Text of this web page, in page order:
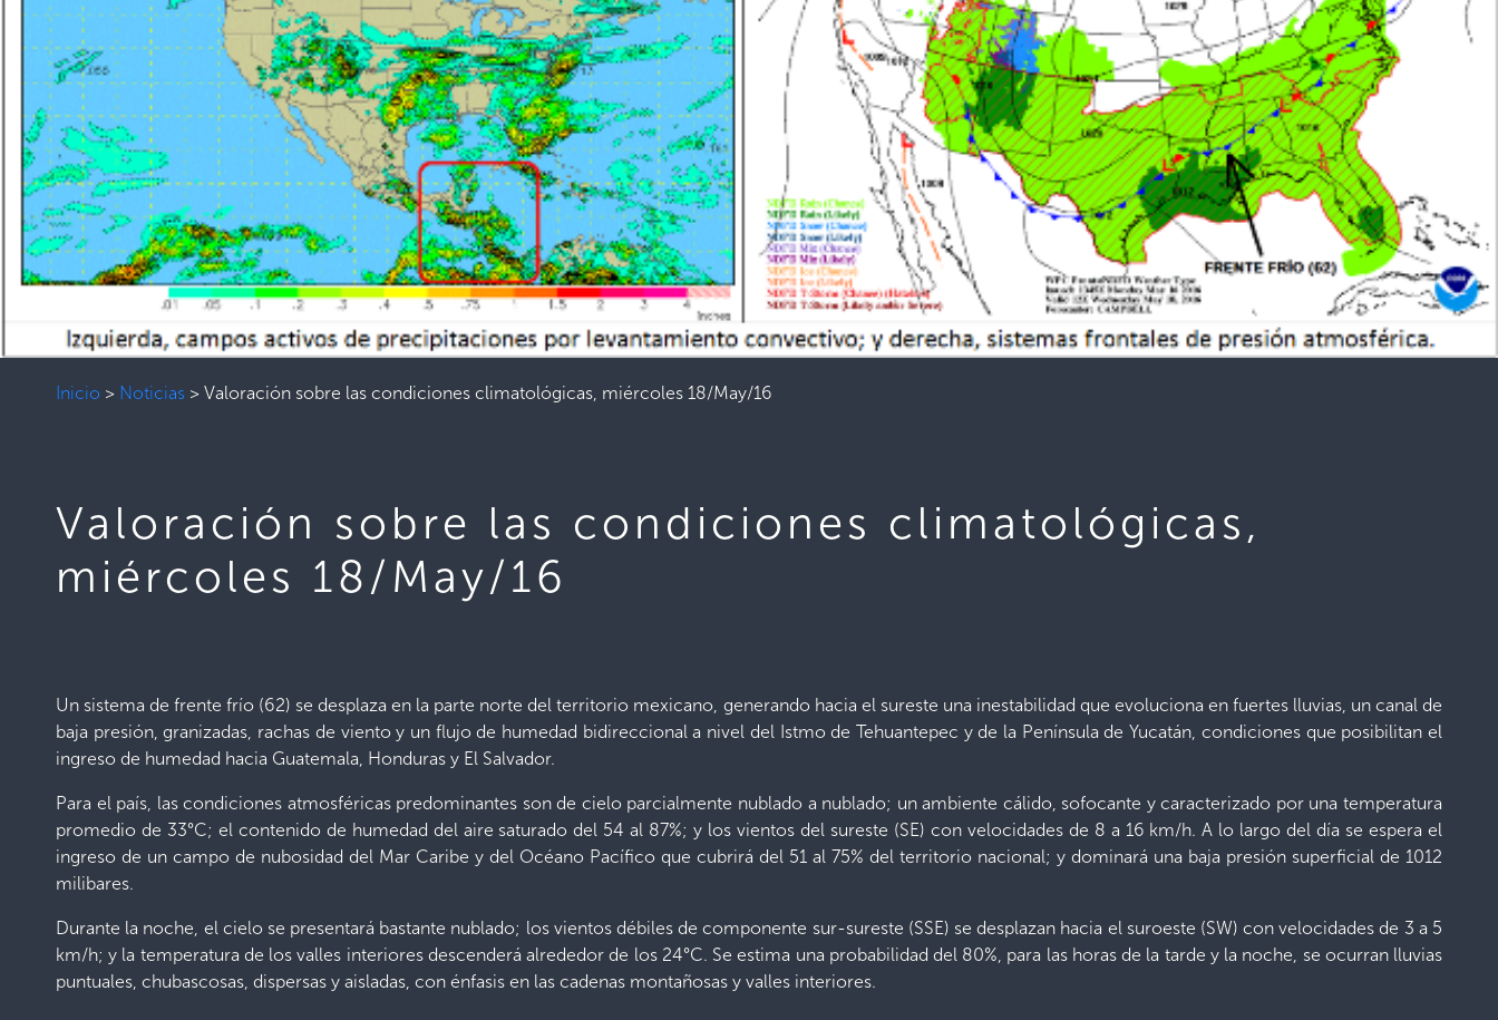
Inicio > Noticias > Valoración sobre las condiciones climatológicas, miércoles 18/May/16
Valoración sobre las condiciones climatológicas,
miércoles 18/May/16
Un sistema de frente frío (62) se desplaza en la parte norte del territorio mexicano, generando hacia el sureste una inestabilidad que evoluciona en fuertes lluvias, un canal de
baja presión, granizadas, rachas de viento y un flujo de humedad bidireccional a nivel del Istmo de Tehuantepec y de la Península de Yucatán, condiciones que posibilitan el
ingreso de humedad hacia Guatemala, Honduras y El Salvador.
Para el país, las condiciones atmosféricas predominantes son de cielo parcialmente nublado a nublado; un ambiente cálido, sofocante y caracterizado por una temperatura
promedio de 33°C; el contenido de humedad del aire saturado del 54 al 87%; y los vientos del sureste (SE) con velocidades de 8 a 16 km/h. A lo largo del día se espera el
ingreso de un campo de nubosidad del Mar Caribe y del Océano Pacífico que cubrirá del 51 al 75% del territorio nacional; y dominará una baja presión superficial de 1012
milibares.
Durante la noche, el cielo se presentará bastante nublado; los vientos débiles de componente sur-sureste (SSE) se desplazan hacia el suroeste (SW) con velocidades de 3 a 5
km/h; y la temperatura de los valles interiores descenderá alrededor de los 24°C. Se estima una probabilidad del 80%, para las horas de la tarde y la noche, se ocurran lluvias
puntuales, chubascosas, dispersas y aisladas, con énfasis en las cadenas montañosas y valles interiores.